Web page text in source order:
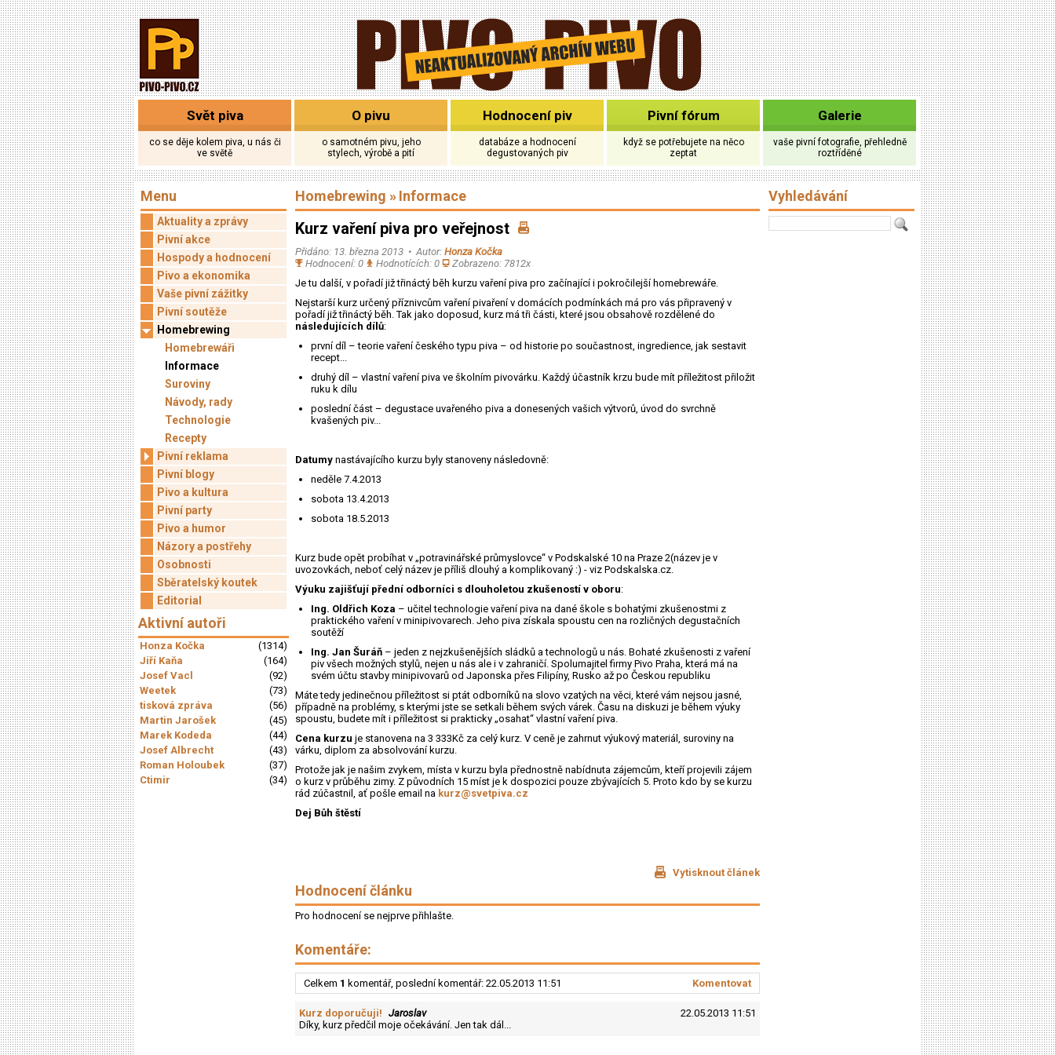
Svět piva
co se děje kolem piva, u nás či
ve světě
O pivu
o samotném pivu, jeho
stylech, výrobě a pití
Hodnocení piv
databáze a hodnocení
degustovaných piv
Pivní fórum
když se potřebujete na něco
zeptat
Galerie
vaše pivní fotografie, přehledně
roztříděné
Menu
Aktuality a zprávy
Pivní akce
Hospody a hodnocení
Pivo a ekonomika
Vaše pivní zážitky
Pivní soutěže
Homebrewing
Homebrewáři
Informace
Suroviny
Návody, rady
Technologie
Recepty
Pivní reklama
Pivní blogy
Pivo a kultura
Pivní party
Pivo a humor
Názory a postřehy
Osobnosti
Sběratelský koutek
Editorial
Aktivní autoři
Honza Kočka
(1314)
Jiří Kaňa
(164)
Josef Vacl
(92)
Weetek
(73)
tisková zpráva
(56)
Martin Jarošek
(45)
Marek Kodeda
(44)
Josef Albrecht
(43)
Roman Holoubek
(37)
Ctimir
(34)
Homebrewing »Informace
Kurz vaření piva pro veřejnost
Přidáno: 13. března 2013 • Autor: Honza Kočka
Hodnocení: 0
Hodnotících: 0
Zobrazeno: 7812x
Je tu další, v pořadí již třináctý běh kurzu vaření piva pro začínající i pokročilejší homebrewáře.
Nejstarší kurz určený příznivcům vaření pivaření v domácích podmínkách má pro vás připravený v
pořadí již třináctý běh. Tak jako doposud, kurz má tři části, které jsou obsahově rozdělené do
následujících dílů:
první díl – teorie vaření českého typu piva – od historie po součastnost, ingredience, jak sestavit
recept...
druhý díl – vlastní vaření piva ve školním pivovárku. Každý účastník krzu bude mít příležitost přiložit
ruku k dílu
poslední část – degustace uvařeného piva a donesených vašich výtvorů, úvod do svrchně
kvašených piv...
Datumy nastávajícího kurzu byly stanoveny následovně:
neděle 7.4.2013
sobota 13.4.2013
sobota 18.5.2013
Kurz bude opět probíhat v „potravinářské průmyslovce“ v Podskalské 10 na Praze 2(název je v
uvozovkách, neboť celý název je příliš dlouhý a komplikovaný :) - viz Podskalska.cz.
Výuku zajišťují přední odborníci s dlouholetou zkušeností v oboru:
Ing. Oldřich Koza – učitel technologie vaření piva na dané škole s bohatými zkušenostmi z
praktického vaření v minipivovarech. Jeho piva získala spoustu cen na rozličných degustačních
soutěží
Ing. Jan Šuráň – jeden z nejzkušenějších sládků a technologů u nás. Bohaté zkušenosti z vaření
piv všech možných stylů, nejen u nás ale i v zahraničí. Spolumajitel firmy Pivo Praha, která má na
svém účtu stavby minipivovarů od Japonska přes Filipíny, Rusko až po Českou republiku
Máte tedy jedinečnou příležitost si ptát odborníků na slovo vzatých na věci, které vám nejsou jasné,
případně na problémy, s kterými jste se setkali během svých várek. Času na diskuzi je během výuky
spoustu, budete mít i příležitost si prakticky „osahat“ vlastní vaření piva.
Cena kurzu je stanovena na 3 333Kč za celý kurz. V ceně je zahrnut výukový materiál, suroviny na
várku, diplom za absolvování kurzu.
Protože jak je našim zvykem, místa v kurzu byla přednostně nabídnuta zájemcům, kteří projevili zájem
o kurz v průběhu zimy. Z původních 15 míst je k dospozici pouze zbývajících 5. Proto kdo by se kurzu
rád zúčastnil, ať pošle email na kurz@svetpiva.cz
Dej Bůh štěstí
Vytisknout článek
Hodnocení článku
Pro hodnocení se nejprve přihlašte.
Komentáře:
Celkem 1 komentář, poslední komentář: 22.05.2013 11:51 Komentovat
Kurz doporučuji! Jaroslav
22.05.2013 11:51
Díky, kurz předčil moje očekávání. Jen tak dál...
Vyhledávání